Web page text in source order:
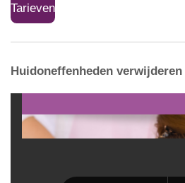
Tarieven
Huidoneffenheden